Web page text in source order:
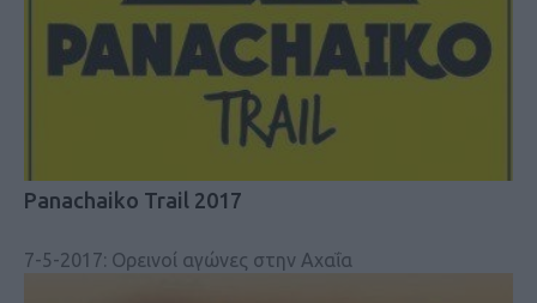
Panachaiko Trail 2017
7-5-2017: Ορεινοί αγώνες στην Αχαΐα